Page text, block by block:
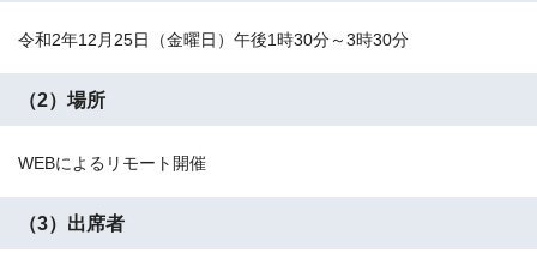
令和2年12月25日（金曜日）午後1時30分～3時30分
（2）場所
WEBによるリモート開催
（3）出席者